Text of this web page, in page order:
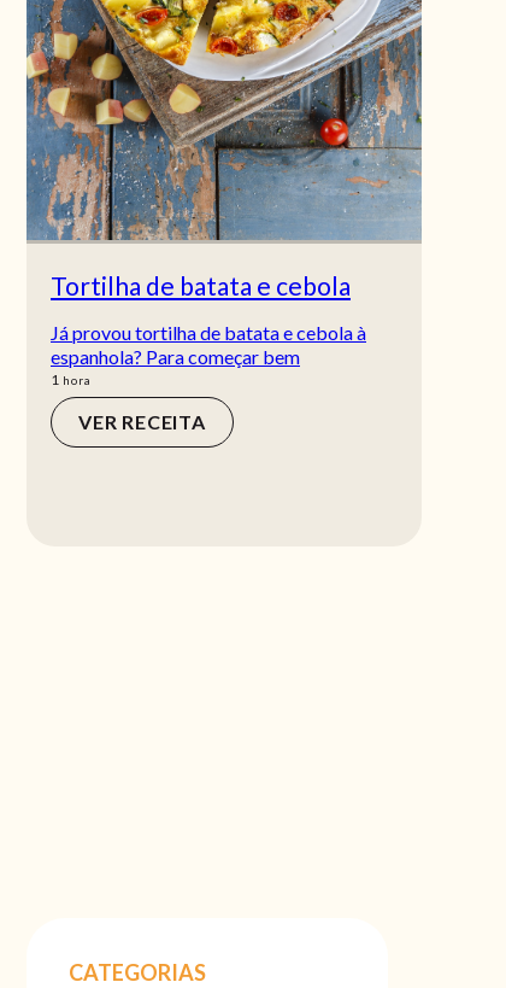
Tortilha de batata e cebola
Já provou tortilha de batata e cebola à
espanhola? Para começar bem
1 hora
hora
VER RECEITA
CATEGORIAS